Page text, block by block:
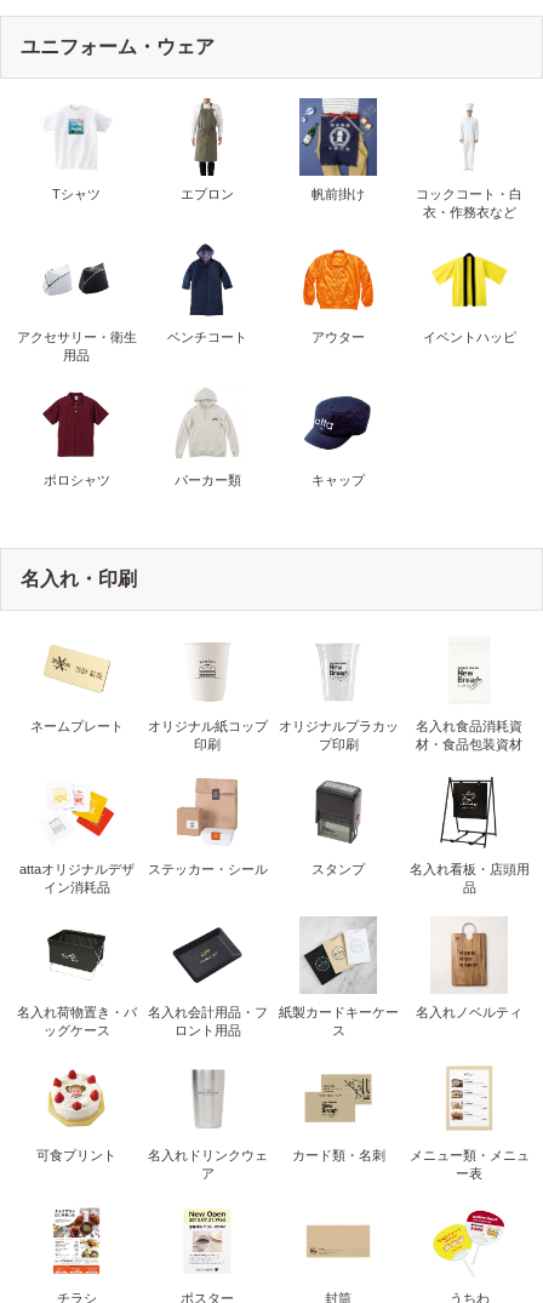
ユニフォーム・ウェア
Tシャツ エプロン 帆前掛け
コックコート・白
衣・作務衣など
アクセサリー・衛生
用品
ベンチコート アウター イベントハッピ
ポロシャツ パーカー類 キャップ
名入れ・印刷
ネームプレート
オリジナル紙コップ
印刷
オリジナルプラカッ
プ印刷
名入れ食品消耗資
材・食品包装資材
attaオリジナルデザ
イン消耗品
ステッカー・シール スタンプ
名入れ看板・店頭用
品
名入れ荷物置き・バ
ッグケース
名入れ会計用品・フ
ロント用品
紙製カードキーケー
ス
名入れノベルティ
可食プリント
名入れドリンクウェ
ア
カード類・名刺
メニュー類・メニュ
ー表
チラシ ポスター 封筒 うちわ